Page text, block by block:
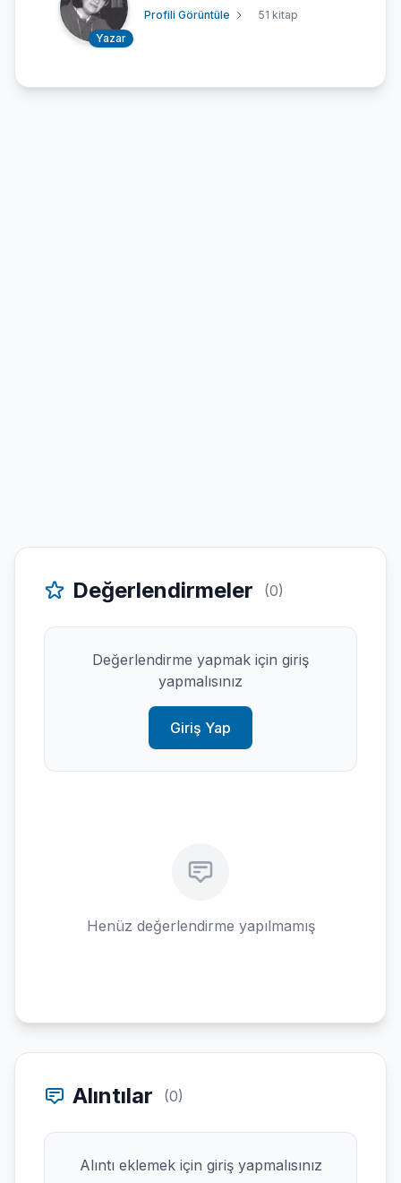
Yazar
Profili Görüntüle 51 kitap
Değerlendirmeler (0)
Değerlendirme yapmak için giriş
yapmalısınız
Giriş Yap
Henüz değerlendirme yapılmamış
Alıntılar (0)
Alıntı eklemek için giriş yapmalısınız